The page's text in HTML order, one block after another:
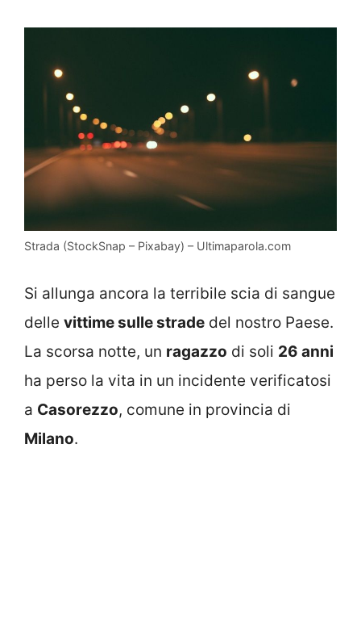
Strada (StockSnap – Pixabay) – Ultimaparola.com
Si allunga ancora la terribile scia di sangue
delle vittime sulle strade del nostro Paese.
La scorsa notte, un ragazzo di soli 26 anni
ha perso la vita in un incidente verificatosi
a Casorezzo, comune in provincia di
Milano.